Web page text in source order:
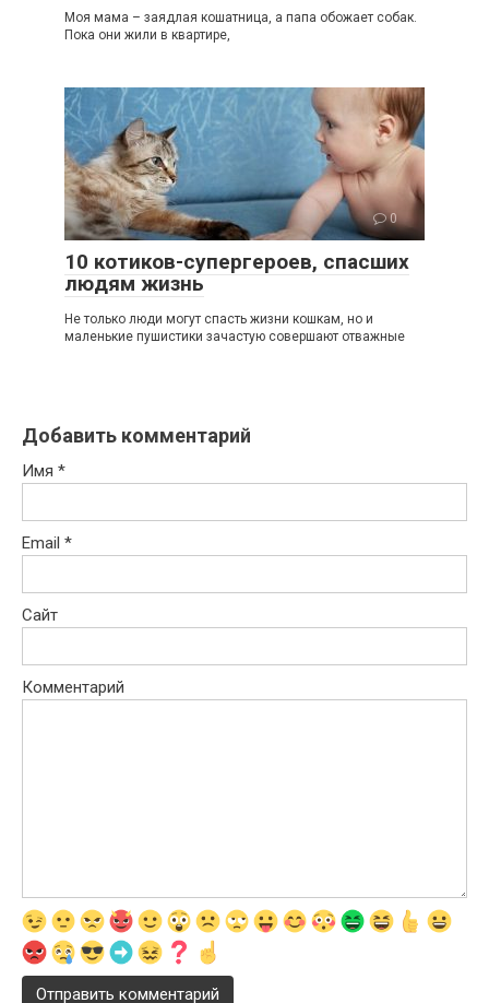
Моя мама – заядлая кошатница, а папа обожает собак.
Пока они жили в квартире,
0
10 котиков-супергероев, спасших
людям жизнь
Не только люди могут спасть жизни кошкам, но и
маленькие пушистики зачастую совершают отважные
Добавить комментарий
Имя *
Email *
Сайт
Комментарий